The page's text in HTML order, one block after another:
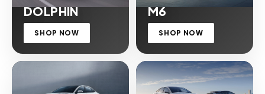
DOLPHIN
SHOP NOW
M6
SHOP NOW